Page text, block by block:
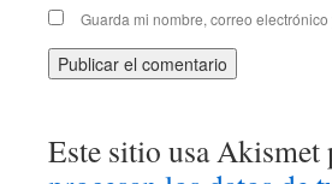
Guarda mi nombre, correo
Este sitio usa